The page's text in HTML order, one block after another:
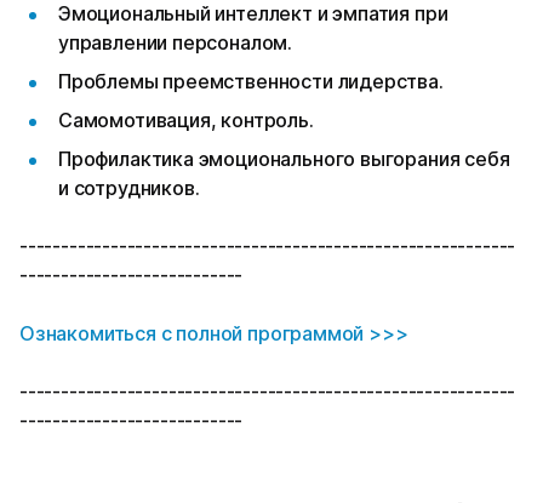
Эмоциональный интеллект и эмпатия при
управлении персоналом.
Проблемы преемственности лидерства.
Самомотивация, контроль.
Профилактика эмоционального выгорания себя
и сотрудников.
------------------------------------------------------------
---------------------------
Ознакомиться с полной программой >>>
------------------------------------------------------------
---------------------------